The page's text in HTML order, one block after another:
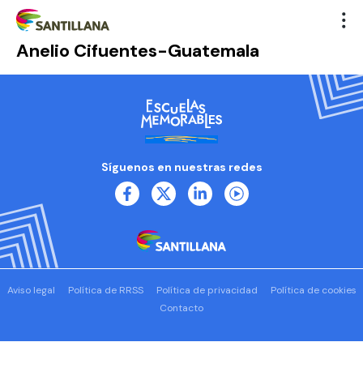
Anelio Cifuentes-Guatemala
Síguenos en nuestras redes
Aviso legal Política de RRSS Política de privacidad
Política de cookies
Contacto